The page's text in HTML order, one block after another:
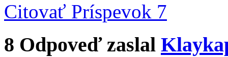
Citovať Príspevok 7
8 Odpoveď zaslal